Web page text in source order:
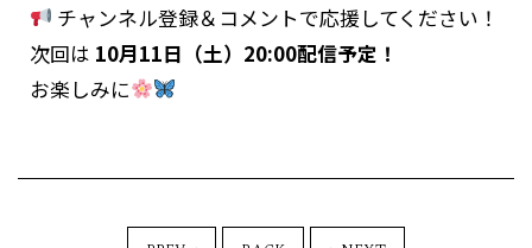
チャンネル登録＆コメントで応援してください！
次回は 10月11日（土）20:00配信予定！
お楽しみに